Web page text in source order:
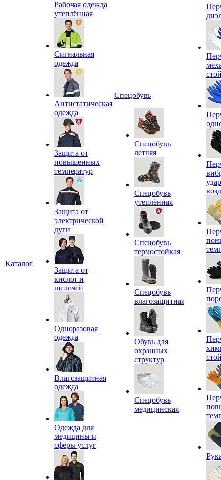
Каталог
Рабочая одежда
утеплённая
Сигнальная
одежда
Антистатическая
одежда
Защита от
повышенных
температур
Защита от
электрической
дуги
Защита от
кислот и
щелочей
Одноразовая
одежда
Влагозащитная
одежда
Одежда для
медицины и
сферы услуг
Спецобувь
Спецобувь
летняя
Спецобувь
утеплённая
Спецобувь
термостойкая
Спецобувь
влагозащитная
Обувь для
охранных
структур
Спецобувь
медицинская